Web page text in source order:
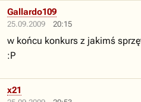
25.09.2009 20:15
Gallardo109
w końcu konkurs z jakimś
:P
x21